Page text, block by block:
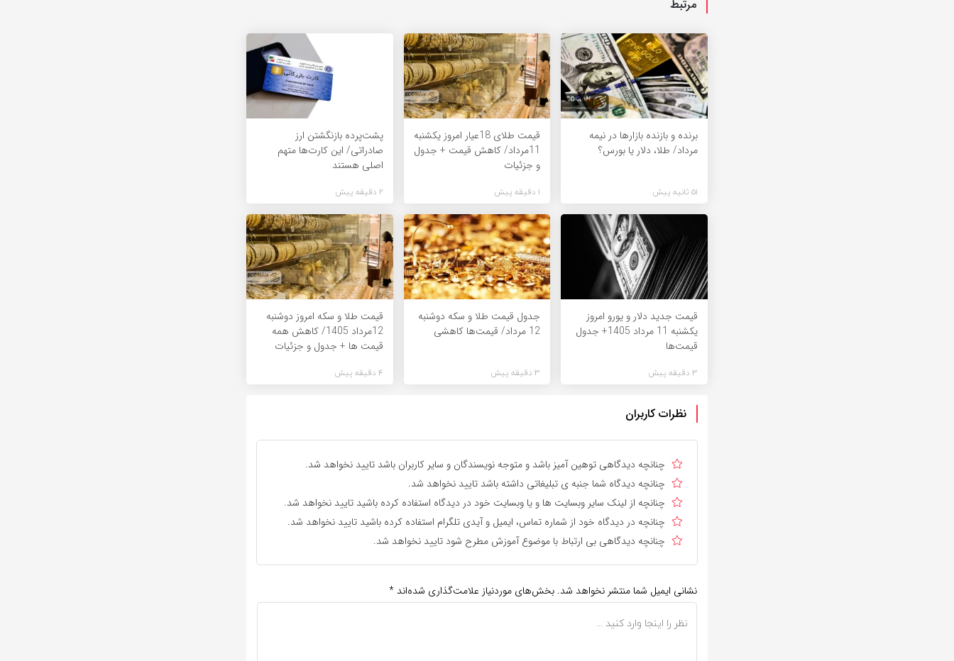
مرتبط
برنده‌ و بازنده بازارها در نیمه
مرداد/ طلا، دلار یا بورس؟
51 ثانیه پیش
قیمت طلای 18عیار امروز یکشنبه
11مرداد/ کاهش قیمت + جدول
و جزئیات
1 دقیقه پیش
پشت‌پرده بازنگشتن ارز
صادراتی/ این کارت‌ها متهم
اصلی هستند
2 دقیقه پیش
قیمت جدید دلار و یورو امروز
یکشنبه 11 مرداد 1405+ جدول
قیمت‌ها
3 دقیقه پیش
جدول قیمت طلا و سکه دوشنبه
12 مرداد/ قیمت‌ها کاهشی
3 دقیقه پیش
قیمت طلا و سکه امروز دوشنبه
12مرداد 1405/ کاهش همه
قیمت ها + جدول و جزئیات
4 دقیقه پیش
نظرات کاربران
چنانچه دیدگاهی توهین آمیز باشد و متوجه نویسندگان و سایر کاربران باشد تایید نخواهد شد.
چنانچه دیدگاه شما جنبه ی تبلیغاتی داشته باشد تایید نخواهد شد.
چنانچه از لینک سایر وبسایت ها و یا وبسایت خود در دیدگاه استفاده کرده باشید تایید نخواهد شد.
چنانچه در دیدگاه خود از شماره تماس، ایمیل و آیدی تلگرام استفاده کرده باشید تایید نخواهد شد.
چنانچه دیدگاهی بی ارتباط با موضوع آموزش مطرح شود تایید نخواهد شد.
نشانی ایمیل شما منتشر نخواهد شد. بخش‌های موردنیاز علامت‌گذاری شده‌اند *